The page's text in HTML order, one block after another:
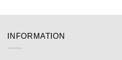
har
INFORMATION